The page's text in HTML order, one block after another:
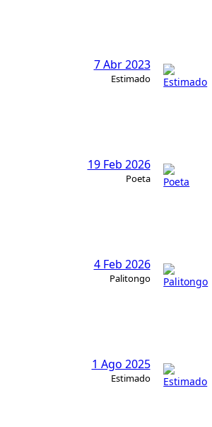
7 Abr 2023
Estimado
19 Feb 2026
Poeta
4 Feb 2026
Palitongo
1 Ago 2025
Estimado